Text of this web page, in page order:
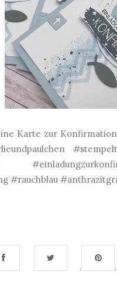
Karte zur
#rauchblau